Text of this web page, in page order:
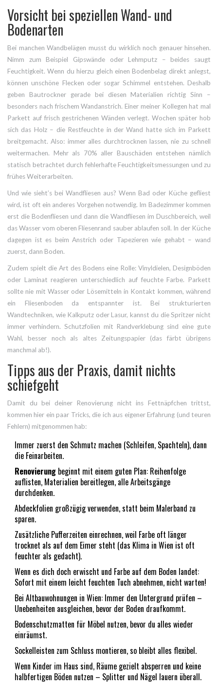
Vorsicht bei speziellen Wand- und
Bodenarten
Bei manchen Wandbelägen musst du wirklich noch genauer hinsehen.
Nimm zum Beispiel Gipswände oder Lehmputz – beides saugt
Feuchtigkeit. Wenn du hierzu gleich einen Bodenbelag direkt anlegst,
können unschöne Flecken oder sogar Schimmel entstehen. Deshalb
geben Bautrockner gerade bei diesen Materialien richtig Sinn –
besonders nach frischem Wandanstrich. Einer meiner Kollegen hat mal
Parkett auf frisch gestrichenen Wänden verlegt. Wochen später hob
sich das Holz – die Restfeuchte in der Wand hatte sich im Parkett
breitgemacht. Also: immer alles durchtrocknen lassen, nie zu schnell
weitermachen. Mehr als 70% aller Bauschäden entstehen nämlich
statisch betrachtet durch fehlerhafte Feuchtigkeitsmessungen und zu
frühes Weiterarbeiten.
Und wie sieht’s bei Wandfliesen aus? Wenn Bad oder Küche gefliest
wird, ist oft ein anderes Vorgehen notwendig. Im Badezimmer kommen
erst die Bodenfliesen und dann die Wandfliesen im Duschbereich, weil
das Wasser vom oberen Fliesenrand sauber ablaufen soll. In der Küche
dagegen ist es beim Anstrich oder Tapezieren wie gehabt – wand
zuerst, dann Boden.
Zudem spielt die Art des Bodens eine Rolle: Vinyldielen, Designböden
oder Laminat reagieren unterschiedlich auf feuchte Farbe. Parkett
sollte nie mit Wasser oder Lösemitteln in Kontakt kommen, während
ein Fliesenboden da entspannter ist. Bei strukturierten
Wandtechniken, wie Kalkputz oder Lasur, kannst du die Spritzer nicht
immer verhindern. Schutzfolien mit Randverklebung sind eine gute
Wahl, besser noch als altes Zeitungspapier (das färbt übrigens
manchmal ab!).
Tipps aus der Praxis, damit nichts
schiefgeht
Damit du bei deiner Renovierung nicht ins Fettnäpfchen trittst,
kommen hier ein paar Tricks, die ich aus eigener Erfahrung (und teuren
Fehlern) mitgenommen hab:
Immer zuerst den Schmutz machen (Schleifen, Spachteln), dann
die Feinarbeiten.
Renovierung beginnt mit einem guten Plan: Reihenfolge
auflisten, Materialien bereitlegen, alle Arbeitsgänge
durchdenken.
Abdeckfolien großzügig verwenden, statt beim Malerband zu
sparen.
Zusätzliche Pufferzeiten einrechnen, weil Farbe oft länger
trocknet als auf dem Eimer steht (das Klima in Wien ist oft
feuchter als gedacht).
Wenn es dich doch erwischt und Farbe auf dem Boden landet:
Sofort mit einem leicht feuchten Tuch abnehmen, nicht warten!
Bei Altbauwohnungen in Wien: Immer den Untergrund prüfen –
Unebenheiten ausgleichen, bevor der Boden draufkommt.
Bodenschutzmatten für Möbel nutzen, bevor du alles wieder
einräumst.
Sockelleisten zum Schluss montieren, so bleibt alles flexibel.
Wenn Kinder im Haus sind, Räume gezielt absperren und keine
halbfertigen Böden nutzen – Splitter und Nägel lauern überall.